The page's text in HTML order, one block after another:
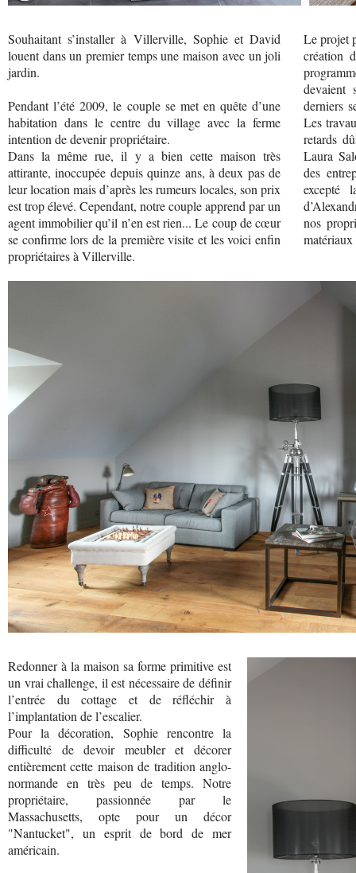
Souhaitant s’installer à Villerville, Sophie et David
louent dans un premier temps une maison avec un joli
jardin.
Pendant l’été 2009, le couple se met en quête d’une
habitation dans le centre du village avec la ferme
intention de devenir propriétaire.
Dans la même rue, il y a bien cette maison très
attirante, inoccupée depuis quinze ans, à deux pas de
leur location mais d’après les rumeurs locales, son prix
est trop élevé. Cependant, notre couple apprend par un
agent immobilier qu’il n’en est rien... Le coup de cœur
se confirme lors de la première visite et les voici enfin
propriétaires à Villerville.
Le projet
création
devaient
derniers
Les
retards
Laura
des
excepté
nos
matériaux
Redonner à la maison sa forme primitive est
un vrai challenge, il est nécessaire de définir
l’entrée du cottage et de réfléchir à
l’implantation de l’escalier.
Pour la décoration, Sophie rencontre la
difficulté de devoir meubler et décorer
entièrement cette maison de tradition anglo-
normande en très peu de temps. Notre
propriétaire, passionnée par le
Massachusetts, opte pour un décor
"Nantucket", un esprit de bord de mer
américain.